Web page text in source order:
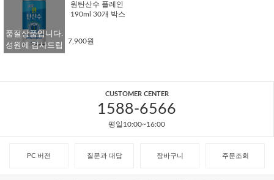
품절상품입니다.
성원에 감사드립
원탄산수 플레인
190ml 30개 박스
7,900원
CUSTOMER CENTER
1588-6566
평일10:00~16:00
PC 버전 질문과 대답 장바구니 주문조회